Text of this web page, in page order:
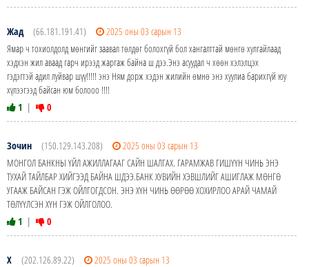
Жад (66.181.191.41)
2025 оны 03 сарын 13
Ямар ч тохиолдолд мөнгийг заавал төлдөг болохгүй бол хангалттай мөнгө хулгайлаад
хэдхэн жил аваад гарч ирээд жаргаж байна ш дээ.Энэ асуудал ч хөөн хэлэлцэх
гэдэгтэй адил луйвар шүү!!!!! энэ Ням дорж хэдэн жилийн өмнө энэ хуулиа барихгүй юу
хүлээгээд байсан юм болооо !!!!
1 | 0
Зочин (150.129.143.208)
2025 оны 03 сарын 13
МОНГОЛ БАНКНЫ ҮЙЛ АЖИЛЛАГААГ САЙН ШАЛГАХ. ГАРАМЖАВ ГИШҮҮН ЧИНЬ ЭНЭ
ТУХАЙ ТАЙЛБАР ХИЙГЭЭД БАЙНА ШДЭЭ.БАНК ХУВИЙН ХЭВШЛИЙГ АШИГЛАЖ МӨНГӨ
УГААЖ БАЙСАН ГЭЖ ОЙЛГОГДСОН. ЭНЭ ХҮН ЧИНЬ ӨӨРӨӨ ХОХИРЛОО АРАЙ ЧАМАЙ
ТӨЛҮҮЛСЭН ХҮН ГЭЖ ОЙЛГОЛОО.
1 | 0
Х (202.126.89.22)
2025 оны 03 сарын 13